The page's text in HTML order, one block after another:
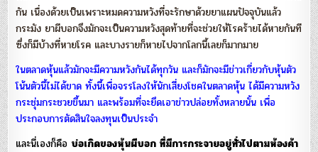
กัน เนื่องด้วยเป็นเพราะหมดความหวังที่จะรักษาด้วยยาแผนปัจจุบันแล้ว
กระมัง ยาผีบอกจึงมักจะเป็นความหวังสุดท้ายที่จะช่วยให้โรคร้ายได้หายกันที
ซึ่งก็มีบ้างที่หายโรค และบางรายก็หายไปจากโลกนี้เลยก็มากมาย
ในตลาดหุ้นแล้วมักจะมีความหวังกันได้ทุกวัน และก็มักจะมีข่าวเกี่ยวกับหุ้นตัว
โน้นตัวนี้ไม่ได้ขาด ทั้งนี้เพื่อจรรโลงให้นักเสี่ยงโชคในตลาดหุ้น ได้มีความหวัง
กระชุ่มกระชวยขึ้นมา และพร้อมที่จะยึดเอาข่าวปล่อยทั้งหลายนั้น เพื่อ
ประกอบการตัดสินใจลงทุนเป็นประจำ
และนี่เองก็คือ บ่อเกิดของหุ้นผีบอก ที่มีการกระจายอยู่ทั่วไปตามห้องค้า